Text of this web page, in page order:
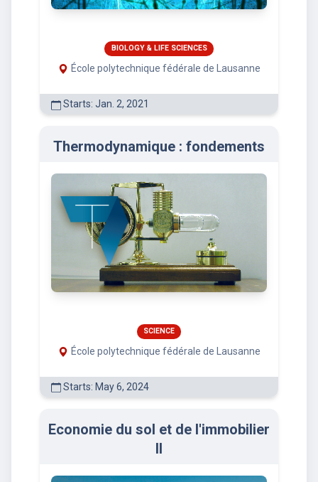
BIOLOGY & LIFE SCIENCES
École polytechnique fédérale de Lausanne
Starts: Jan. 2, 2021
Thermodynamique : fondements
SCIENCE
École polytechnique fédérale de Lausanne
Starts: May 6, 2024
Economie du sol et de l'immobilier
II